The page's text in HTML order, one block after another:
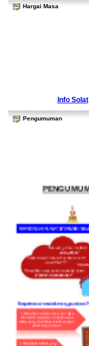
Hargai Masa
Info Solat
Pengumuman